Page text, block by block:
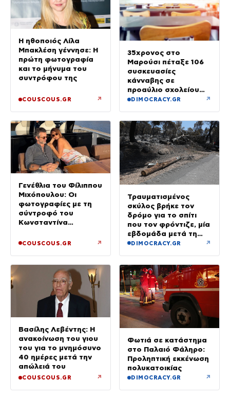
Η ηθοποιός Λίλα
Μπακλέση γέννησε: Η
πρώτη φωτογραφία
και το μήνυμα του
συντρόφου της
COUSCOUS.GR ↗
35χρονος στο
Μαρούσι πέταξε 106
συσκευασίες
κάνναβης σε
προαύλιο σχολείου
και έφυγε μόλις είδε
DIMOCRACY.GR ↗
Γενέθλια του Φίλιππου
Μιχόπουλου: Οι
φωτογραφίες με τη
σύντροφό του
Κωνσταντίνα
δημόσιο «Σ’ αγαπώ»
COUSCOUS.GR ↗
Τραυματισμένος
σκύλος βρήκε τον
δρόμο για το σπίτι
που τον φρόντιζε, μία
εβδομάδα μετά τη
φωτιά στο Πόρτο
DIMOCRACY.GR ↗
Βασίλης Λεβέντης: Η
ανακοίνωση του γιου
του για το μνημόσυνο
40 ημέρες μετά την
απώλειά του
COUSCOUS.GR ↗
Φωτιά σε κατάστημα
στο Παλαιό Φάληρο:
Προληπτική εκκένωση
πολυκατοικίας
DIMOCRACY.GR ↗